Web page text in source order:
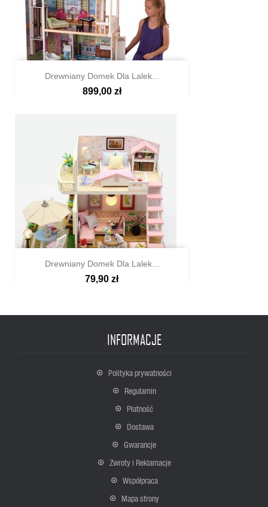
Szybki podgląd
Drewniany Domek Dla Lalek...
899,00 zł
Szybki podgląd
Drewniany Domek Dla Lalek...
79,90 zł
INFORMACJE
Polityka prywatności
Regulamin
Płatność
Dostawa
Gwarancje
Zwroty i Reklamacje
Współpraca
Mapa strony